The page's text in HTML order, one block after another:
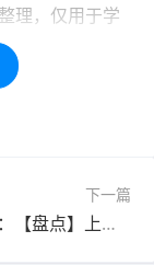
理，仅用于学
！！！！
下一篇
码迷杂谈：【盘点】上半年百度搜索动态，屁股擦的铮铮亮